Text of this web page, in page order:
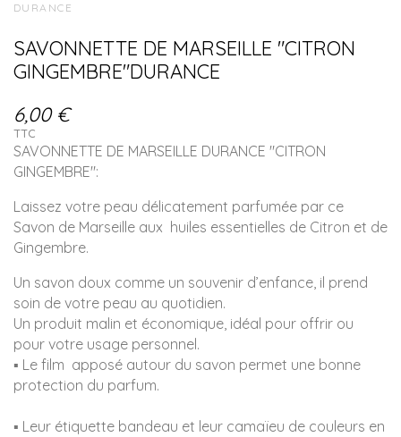
DURANCE
SAVONNETTE DE MARSEILLE "CITRON
GINGEMBRE"DURANCE
6,00 €
TTC
SAVONNETTE DE MARSEILLE DURANCE "CITRON
GINGEMBRE":
Laissez votre peau délicatement parfumée par ce
Savon de Marseille aux huiles essentielles de Citron et de
Gingembre.
Un savon doux comme un souvenir d’enfance, il prend
soin de votre peau au quotidien.
Un produit malin et économique, idéal pour offrir ou
pour votre usage personnel.
▪ Le film apposé autour du savon permet une bonne
protection du parfum.
▪ Leur étiquette bandeau et leur camaïeu de couleurs en